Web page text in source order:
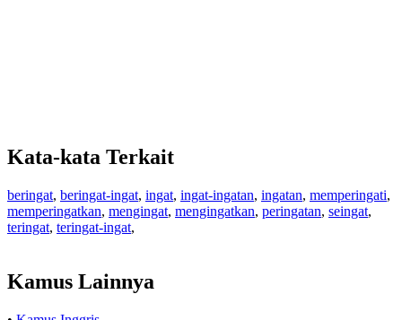
Kata-kata Terkait
beringat, beringat-ingat, ingat, ingat-ingatan, ingatan, memperingati,
memperingatkan, mengingat, mengingatkan, peringatan, seingat,
teringat, teringat-ingat,
Kamus Lainnya